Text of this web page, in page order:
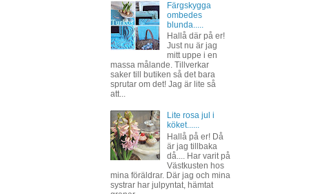
Färgskygga
ombedes
blunda.....
Hallå där på er!
Just nu är jag
mitt uppe i en
massa målande. Tillverkar
saker till butiken så det bara
sprutar om det! Jag är lite så
att...
Lite rosa jul i
köket......
Hallå på er! Då
är jag tillbaka
då.... Har varit på
Västkusten hos
mina föräldrar. Där jag och mina
systrar har julpyntat, hämtat